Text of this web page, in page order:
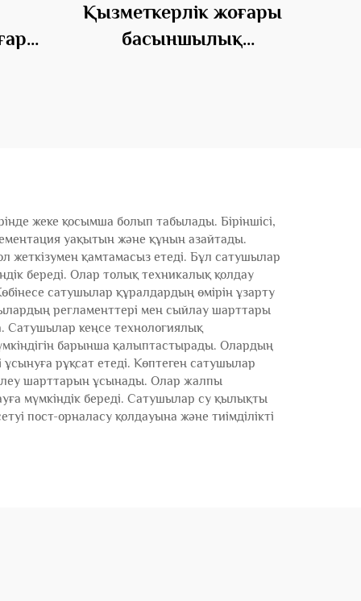
Қызметкерлік жоғары
басыншылық
жеке қосымша болып табылады. Біріншісі,
уақытын және құнын азайтады.
қамтамасыз етеді. Бұл сатушылар
береді. Олар толық техникалық қолдау
сатушылар құралдардың өмірін ұзарту
регламенттері мен сыйлау шарттары
Сатушылар кеңсе технологиялық
барынша қалыптастырады. Олардың
рұқсат етеді. Көптеген сатушылар
шарттарын ұсынады. Олар жалпы
мүмкіндік береді. Сатушылар су қылықты
пост-орналасу қолдауына және тиімділікті